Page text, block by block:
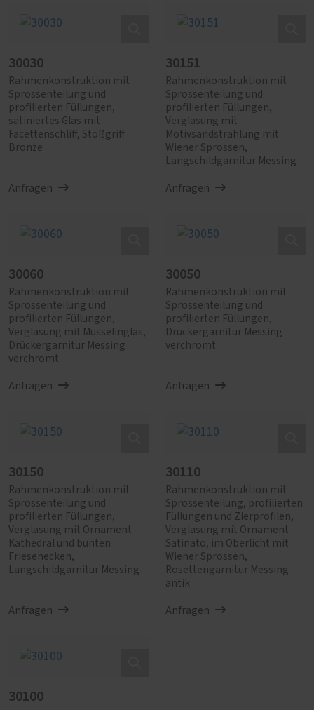
30030
Rahmenkonstruktion mit
Sprossenteilung und
profilierten Füllungen,
satiniertes Glas mit
Facettenschliff, Stoßgriff
Bronze
Anfragen
30151
Rahmenkonstruktion mit
Sprossenteilung und
profilierten Füllungen,
Verglasung mit
Motivsandstrahlung mit
Wiener Sprossen,
Langschildgarnitur Messing
Anfragen
30060
Rahmenkonstruktion mit
Sprossenteilung und
profilierten Füllungen,
Verglasung mit Musselinglas,
Drückergarnitur Messing
verchromt
Anfragen
30050
Rahmenkonstruktion mit
Sprossenteilung und
profilierten Füllungen,
Drückergarnitur Messing
verchromt
Anfragen
30150
Rahmenkonstruktion mit
Sprossenteilung und
profilierten Füllungen,
Verglasung mit Ornament
Kathedral und bunten
Friesenecken,
Langschildgarnitur Messing
Anfragen
30110
Rahmenkonstruktion mit
Sprossenteilung, profilierten
Füllungen und Zierprofilen,
Verglasung mit Ornament
Satinato, im Oberlicht mit
Wiener Sprossen,
Rosettengarnitur Messing
antik
Anfragen
30100